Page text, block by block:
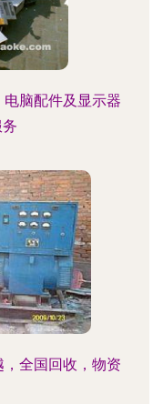
脑配件及显示器
全国回收，物资